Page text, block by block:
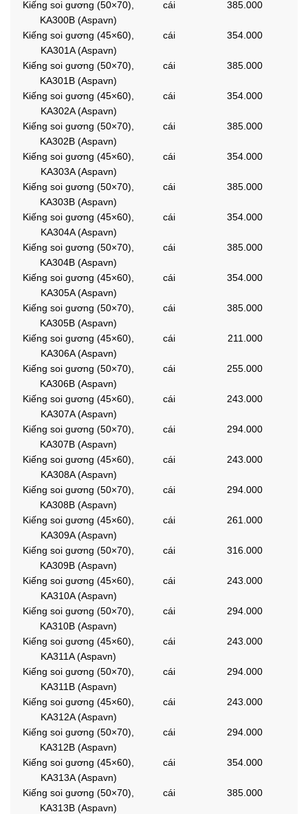
Kiếng soi gương (50×70),
KA300B (Aspavn)
cái 385.000
Kiếng soi gương (45×60),
KA301A (Aspavn)
cái 354.000
Kiếng soi gương (50×70),
KA301B (Aspavn)
cái 385.000
Kiếng soi gương (45×60),
KA302A (Aspavn)
cái 354.000
Kiếng soi gương (50×70),
KA302B (Aspavn)
cái 385.000
Kiếng soi gương (45×60),
KA303A (Aspavn)
cái 354.000
Kiếng soi gương (50×70),
KA303B (Aspavn)
cái 385.000
Kiếng soi gương (45×60),
KA304A (Aspavn)
cái 354.000
Kiếng soi gương (50×70),
KA304B (Aspavn)
cái 385.000
Kiếng soi gương (45×60),
KA305A (Aspavn)
cái 354.000
Kiếng soi gương (50×70),
KA305B (Aspavn)
cái 385.000
Kiếng soi gương (45×60),
KA306A (Aspavn)
cái 211.000
Kiếng soi gương (50×70),
KA306B (Aspavn)
cái 255.000
Kiếng soi gương (45×60),
KA307A (Aspavn)
cái 243.000
Kiếng soi gương (50×70),
KA307B (Aspavn)
cái 294.000
Kiếng soi gương (45×60),
KA308A (Aspavn)
cái 243.000
Kiếng soi gương (50×70),
KA308B (Aspavn)
cái 294.000
Kiếng soi gương (45×60),
KA309A (Aspavn)
cái 261.000
Kiếng soi gương (50×70),
KA309B (Aspavn)
cái 316.000
Kiếng soi gương (45×60),
KA310A (Aspavn)
cái 243.000
Kiếng soi gương (50×70),
KA310B (Aspavn)
cái 294.000
Kiếng soi gương (45×60),
KA311A (Aspavn)
cái 243.000
Kiếng soi gương (50×70),
KA311B (Aspavn)
cái 294.000
Kiếng soi gương (45×60),
KA312A (Aspavn)
cái 243.000
Kiếng soi gương (50×70),
KA312B (Aspavn)
cái 294.000
Kiếng soi gương (45×60),
KA313A (Aspavn)
cái 354.000
Kiếng soi gương (50×70),
KA313B (Aspavn)
cái 385.000